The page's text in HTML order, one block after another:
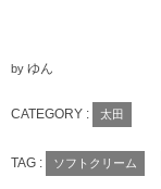
by ゆん
CATEGORY : 太田
TAG : ソフトクリーム